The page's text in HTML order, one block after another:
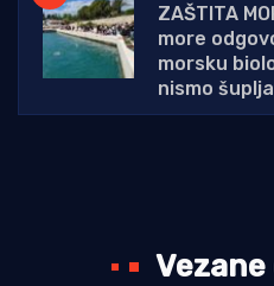
ZAŠTITA
more
morsku
nismo